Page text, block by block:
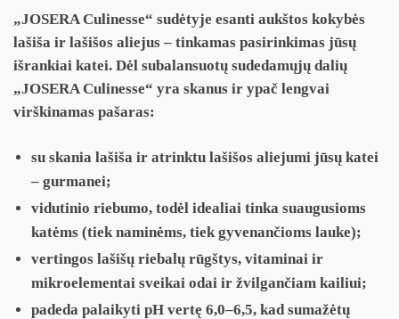
„JOSERA Culinesse“ sudėtyje esanti aukštos kokybės
lašiša ir lašišos aliejus – tinkamas pasirinkimas jūsų
išrankiai katei. Dėl subalansuotų sudedamųjų dalių
„JOSERA Culinesse“ yra skanus ir ypač lengvai
virškinamas pašaras:
su skania lašiša ir atrinktu lašišos aliejumi jūsų katei
– gurmanei;
vidutinio riebumo, todėl idealiai tinka suaugusioms
katėms (tiek naminėms, tiek gyvenančioms lauke);
vertingos lašišų riebalų rūgštys, vitaminai ir
mikroelementai sveikai odai ir žvilgančiam kailiui;
padeda palaikyti pH vertę 6,0–6,5, kad sumažėtų